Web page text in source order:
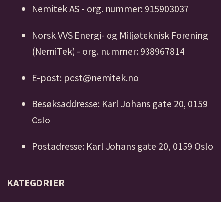
Nemitek AS - org. nummer: 915903037
Norsk VVS Energi- og Miljøteknisk Forening
(NemiTek) - org. nummer: 938967814
E-post: post@nemitek.no
Besøksaddresse: Karl Johans gate 20, 0159
Oslo
Postadresse: Karl Johans gate 20, 0159 Oslo
KATEGORIER